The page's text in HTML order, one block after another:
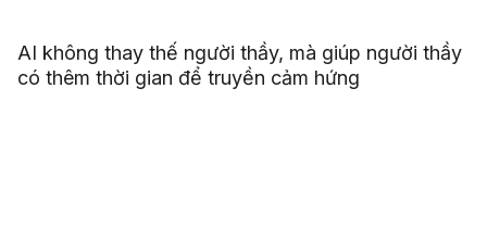
AI không thay thế người thầy, mà giúp người thầy
có thêm thời gian để truyền cảm hứng